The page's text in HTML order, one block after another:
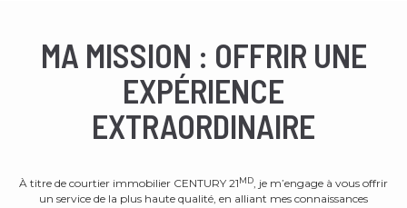
MA MISSION : OFFRIR UNE
EXPÉRIENCE
EXTRAORDINAIRE
À titre de courtier immobilier CENTURY 21MD, je m’engage à vous offrir
un service de la plus haute qualité, en alliant mes connaissances